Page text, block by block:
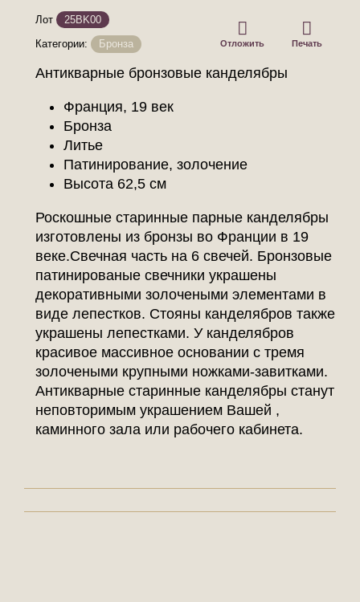
Печать
Отложить
Лот
25BK00
Категории:
Бронза
Антикварные бронзовые канделябры
Франция, 19 век
Бронза
Литье
Патинирование, золочение
Высота 62,5 см
Роскошные старинные парные канделябры
изготовлены из бронзы во Франции в 19
веке.Свечная часть на 6 свечей. Бронзовые
патинированые свечники украшены
декоративными золочеными элементами в
виде лепестков. Стояны канделябров также
украшены лепестками. У канделябров
красивое массивное основании с тремя
золочеными крупными ножками-завитками.
Антикварные старинные канделябры станут
неповторимым украшением Вашей ,
каминного зала или рабочего кабинета.